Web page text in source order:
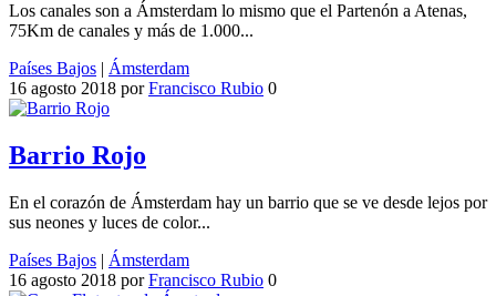
Los canales son a Ámsterdam lo mismo que el Partenón a Atenas,
75Km de canales y más de 1.000...
Países Bajos | Ámsterdam
16 agosto 2018 porFrancisco Rubio 0
Barrio Rojo
En el corazón de Ámsterdam hay un barrio que se ve desde lejos por
sus neones y luces de color...
Países Bajos | Ámsterdam
16 agosto 2018 porFrancisco Rubio 0